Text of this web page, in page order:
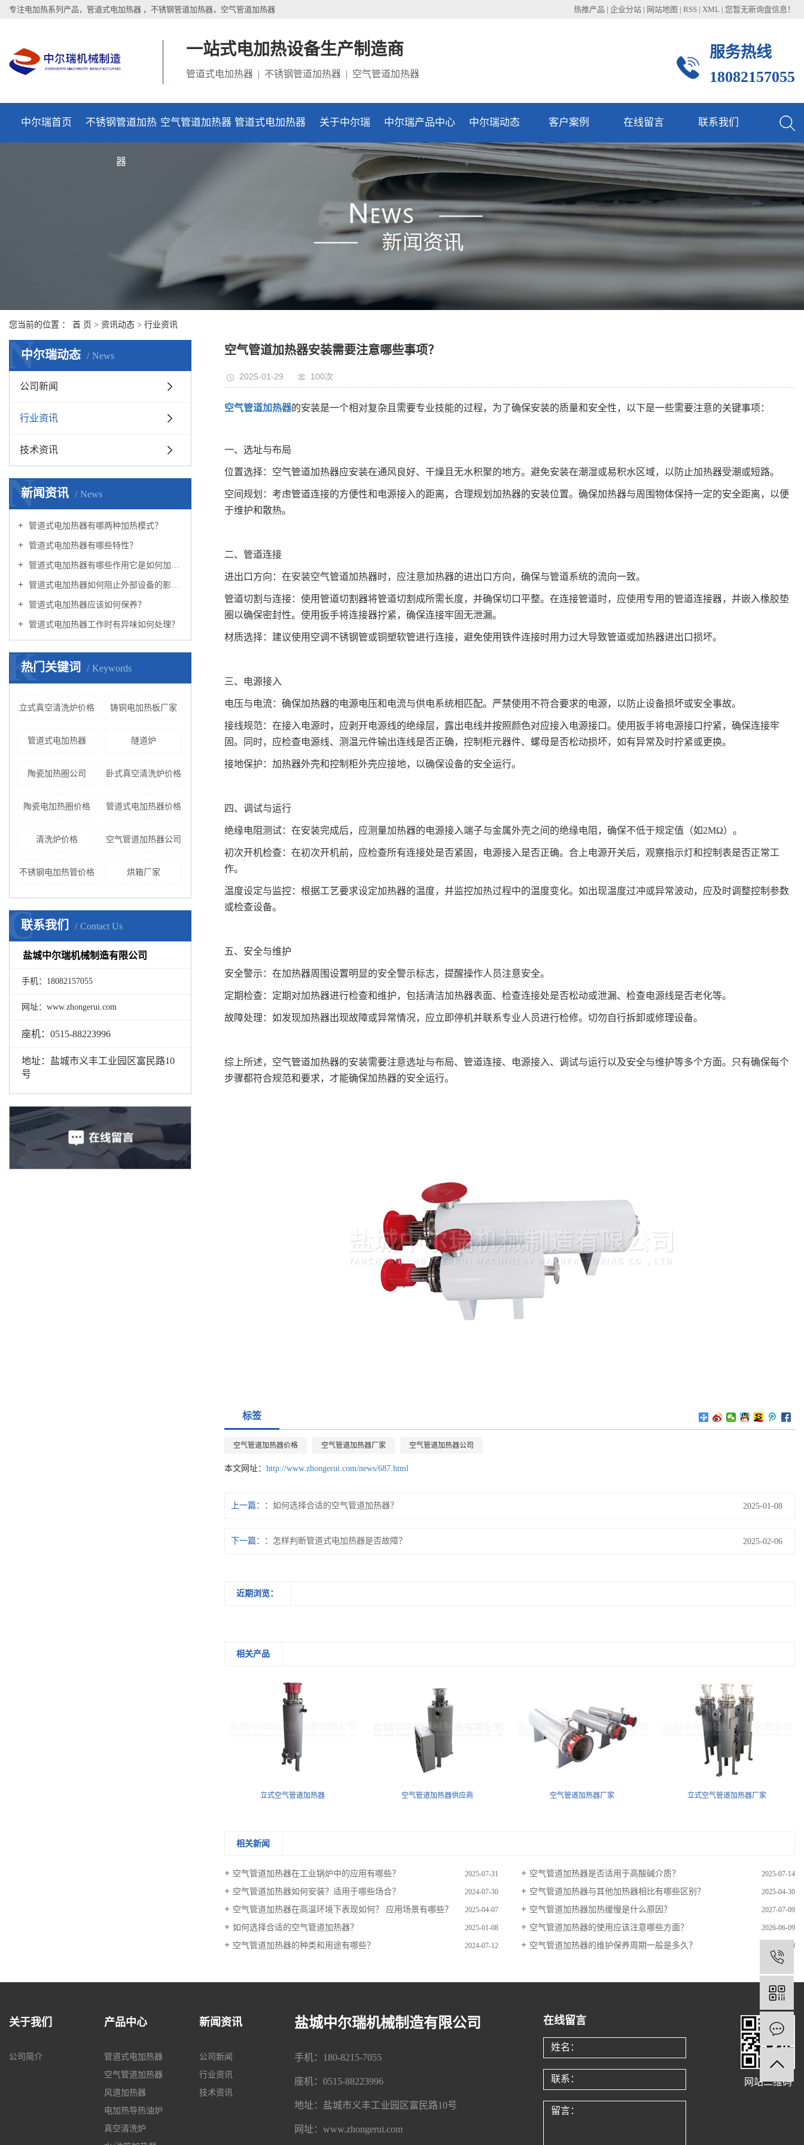
专注电加热系列产品，管道式电加热器 ，不锈钢管道加热器，空气管道加热器 热推产品 | 企业分站 | 网站地图 | RSS | XML | 您暂无新询盘信息！
一站式电加热设备生产制造商
管道式电加热器 | 不锈钢管道加热器 | 空气管道加热器
服务热线
18082157055
中尔瑞首页 不锈钢管道加热
器
空气管道加热器 管道式电加热器 关于中尔瑞 中尔瑞产品中心 中尔瑞动态 客户案例 在线留言 联系我们
您当前的位置 ： 首 页 > 资讯动态 > 行业资讯
中尔瑞动态 News
N
公司新闻
行业资讯
技术资讯
新闻资讯 News
N
管道式电加热器有哪两种加热模式？
管道式电加热器有哪些特性？
管道式电加热器有哪些作用它是如何加热的？
管道式电加热器如何阻止外部设备的影响？
管道式电加热器应该如何保养？
管道式电加热器工作时有异味如何处理？
热门关键词 Keywords
K
立式真空清洗炉价格 铸铜电加热板厂家
管道式电加热器 隧道炉
陶瓷加热圈公司 卧式真空清洗炉价格
陶瓷电加热圈价格 管道式电加热器价格
清洗炉价格 空气管道加热器公司
不锈钢电加热管价格 烘箱厂家
联系我们 Contact Us
C
盐城中尔瑞机械制造有限公司
手机：18082157055
网址：www.zhongerui.com
座机：0515-88223996
地址：盐城市义丰工业园区富民路10
号
空气管道加热器安装需要注意哪些事项？
2025-01-29 100次
空气管道加热器的安装是一个相对复杂且需要专业技能的过程，为了确保安装的质量和安全性，以下是一些需要注意的关键事项：
一、选址与布局
位置选择：空气管道加热器应安装在通风良好、干燥且无水积聚的地方。避免安装在潮湿或易积水区域，以防止加热器受潮或短路。
空间规划：考虑管道连接的方便性和电源接入的距离，合理规划加热器的安装位置。确保加热器与周围物体保持一定的安全距离，以便
于维护和散热。
二、管道连接
进出口方向：在安装空气管道加热器时，应注意加热器的进出口方向，确保与管道系统的流向一致。
管道切割与连接：使用管道切割器将管道切割成所需长度，并确保切口平整。在连接管道时，应使用专用的管道连接器，并嵌入橡胶垫
圈以确保密封性。使用扳手将连接器拧紧，确保连接牢固无泄漏。
材质选择：建议使用空调不锈钢管或铜塑软管进行连接，避免使用铁件连接时用力过大导致管道或加热器进出口损坏。
三、电源接入
电压与电流：确保加热器的电源电压和电流与供电系统相匹配。严禁使用不符合要求的电源，以防止设备损坏或安全事故。
接线规范：在接入电源时，应剥开电源线的绝缘层，露出电线并按照颜色对应接入电源接口。使用扳手将电源接口拧紧，确保连接牢
固。同时，应检查电源线、测温元件输出连线是否正确，控制柜元器件、螺母是否松动损坏，如有异常及时拧紧或更换。
接地保护：加热器外壳和控制柜外壳应接地，以确保设备的安全运行。
四、调试与运行
绝缘电阻测试：在安装完成后，应测量加热器的电源接入端子与金属外壳之间的绝缘电阻，确保不低于规定值（如2MΩ）。
初次开机检查：在初次开机前，应检查所有连接处是否紧固，电源接入是否正确。合上电源开关后，观察指示灯和控制表是否正常工
作。
温度设定与监控：根据工艺要求设定加热器的温度，并监控加热过程中的温度变化。如出现温度过冲或异常波动，应及时调整控制参数
或检查设备。
五、安全与维护
安全警示：在加热器周围设置明显的安全警示标志，提醒操作人员注意安全。
定期检查：定期对加热器进行检查和维护，包括清洁加热器表面、检查连接处是否松动或泄漏、检查电源线是否老化等。
故障处理：如发现加热器出现故障或异常情况，应立即停机并联系专业人员进行检修。切勿自行拆卸或修理设备。
综上所述，空气管道加热器的安装需要注意选址与布局、管道连接、电源接入、调试与运行以及安全与维护等多个方面。只有确保每个
步骤都符合规范和要求，才能确保加热器的安全运行。
标签
空气管道加热器价格 空气管道加热器厂家 空气管道加热器公司
本文网址： http://www.zhongerui.com/news/687.html
上一篇： 如何选择合适的空气管道加热器？ 2025-01-08
下一篇： 怎样判断管道式电加热器是否故障？ 2025-02-06
近期浏览：
相关产品
立式空气管道加热器 空气管道加热器供应商 空气管道加热器厂家 立式空气管道加热器厂家
相关新闻
空气管道加热器在工业锅炉中的应用有哪些？ 2025-07-31 空气管道加热器是否适用于高酸碱介质？ 2025-07-14
空气管道加热器如何安装？适用于哪些场合？ 2024-07-30 空气管道加热器与其他加热器相比有哪些区别？ 2025-04-30
空气管道加热器在高温环境下表现如何？ 应用场景有哪些？ 2025-04-07 空气管道加热器加热缓慢是什么原因？ 2027-07-09
如何选择合适的空气管道加热器？ 2025-01-08 空气管道加热器的使用应该注意哪些方面？ 2026-06-09
空气管道加热器的种类和用途有哪些？ 2024-07-12 空气管道加热器的维护保养周期一般是多久？ 2026-06-09
关于我们
公司简介
产品中心
管道式电加热器
空气管道加热器
风道加热器
电加热导热油炉
真空清洗炉
新闻资讯
公司新闻
行业资讯
技术资讯
盐城中尔瑞机械制造有限公司
手机：180-8215-7055
座机：0515-88223996
地址：盐城市义丰工业园区富民路10号
网址：www.zhongerui.com
在线留言
网站二维码